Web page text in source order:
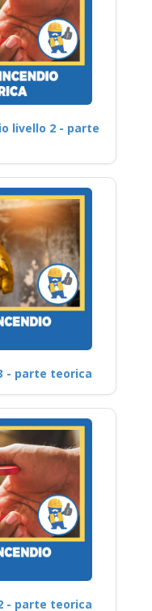
livello 2 - parte
- parte teorica
- parte teorica